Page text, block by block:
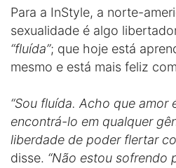
Para a InStyle, a norte-
sexualidade é algo
“fluída”; que hoje está
mesmo e está mais feliz
“Sou fluída. Acho que amor
encontrá-lo em qualquer
liberdade de poder flertar
disse. “Não estou sofrendo